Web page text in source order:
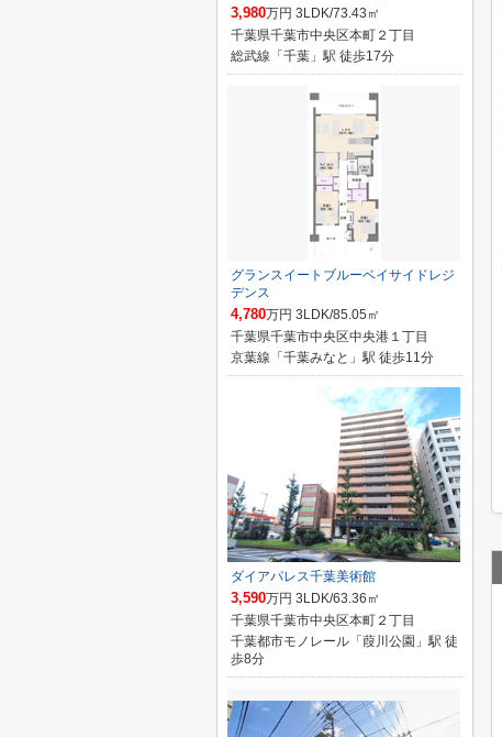
3,980万円 3LDK/73.43㎡
千葉県千葉市中央区本町２丁目
総武線「千葉」駅 徒歩17分
グランスイートブルーベイサイドレジ
デンス
4,780万円 3LDK/85.05㎡
千葉県千葉市中央区中央港１丁目
京葉線「千葉みなと」駅 徒歩11分
ダイアパレス千葉美術館
3,590万円 3LDK/63.36㎡
千葉県千葉市中央区本町２丁目
千葉都市モノレール「葭川公園」駅 徒
歩8分